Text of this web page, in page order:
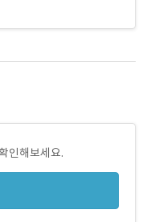
인해보세요.